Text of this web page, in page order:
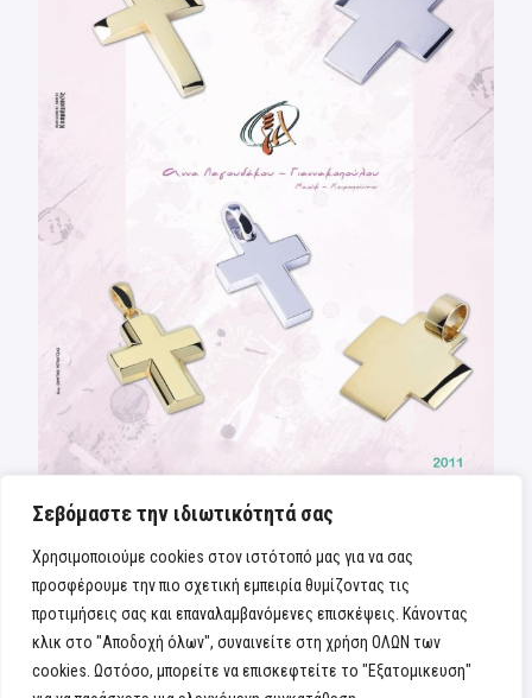
Σεβόμαστε την ιδιωτικότητά σας
Χρησιμοποιούμε cookies στον ιστότοπό μας για να σας
προσφέρουμε την πιο σχετική εμπειρία θυμίζοντας τις
προτιμήσεις σας και επαναλαμβανόμενες επισκέψεις. Κάνοντας
κλικ στο "Αποδοχή όλων", συναινείτε στη χρήση ΟΛΩΝ των
cookies. Ωστόσο, μπορείτε να επισκεφτείτε το "Εξατομικευση"